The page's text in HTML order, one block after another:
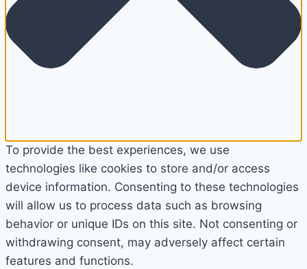
To provide the best experiences, we use
technologies like cookies to store and/or access
device information. Consenting to these technologies
will allow us to process data such as browsing
behavior or unique IDs on this site. Not consenting or
withdrawing consent, may adversely affect certain
features and functions.